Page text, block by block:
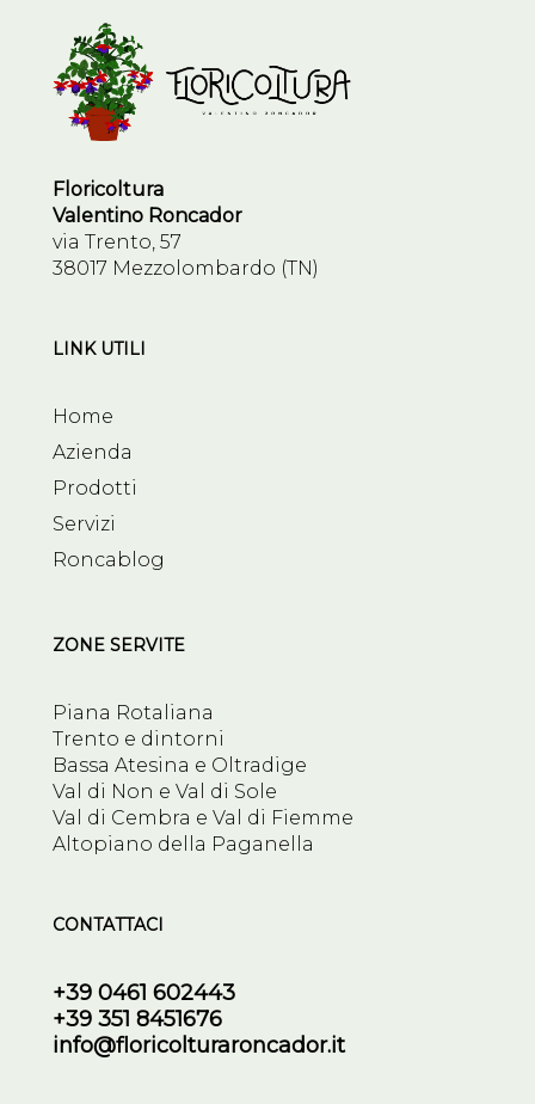
Floricoltura
Valentino Roncador
via Trento, 57
38017 Mezzolombardo (TN)
LINK UTILI
Home
Azienda
Prodotti
Servizi
Roncablog
ZONE SERVITE
Piana Rotaliana
Trento e dintorni
Bassa Atesina e Oltradige
Val di Non e Val di Sole
Val di Cembra e Val di Fiemme
Altopiano della Paganella
CONTATTACI
+39 0461 602443
+39 351 8451676
info@floricolturaroncador.it